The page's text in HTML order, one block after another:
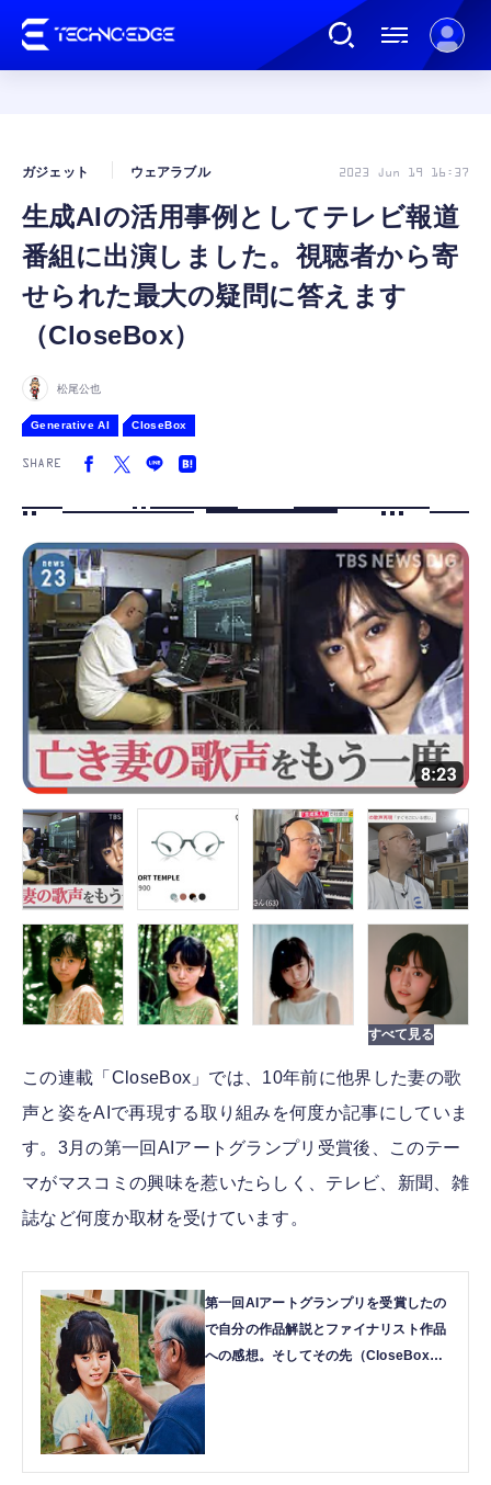
AI
ガジェット
カルチャー
FOLLOW US
生成AIの活用事例としてテレビ報道
番組に出演しました。視聴者から寄
せられた最大の疑問に答えます
（CloseBox）
ガジェット ウェアラブル 2023 Jun 19 16:37
松尾公也
Generative AI CloseBox
SHARE
この連載「CloseBox」では、10年前に他界した妻の歌
声と姿をAIで再現する取り組みを何度か記事にしていま
す。3月の第一回AIアートグランプリ受賞後、このテー
マがマスコミの興味を惹いたらしく、テレビ、新聞、雑
誌など何度か取材を受けています。
第一回AIアートグランプリを受賞したの
で自分の作品解説とファイナリスト作品
への感想。そしてその先（CloseBox） |